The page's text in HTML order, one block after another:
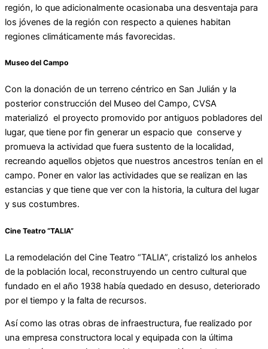
región, lo que adicionalmente ocasionaba una desventaja para
los jóvenes de la región con respecto a quienes habitan
regiones climáticamente más favorecidas.
Museo del Campo
Con la donación de un terreno céntrico en San Julián y la
posterior construcción del Museo del Campo, CVSA
materializó el proyecto promovido por antiguos pobladores del
lugar, que tiene por fin generar un espacio que conserve y
promueva la actividad que fuera sustento de la localidad,
recreando aquellos objetos que nuestros ancestros tenían en el
campo. Poner en valor las actividades que se realizan en las
estancias y que tiene que ver con la historia, la cultura del lugar
y sus costumbres.
Cine Teatro “TALIA”
La remodelación del Cine Teatro “TALIA”, cristalizó los anhelos
de la población local, reconstruyendo un centro cultural que
fundado en el año 1938 había quedado en desuso, deteriorado
por el tiempo y la falta de recursos.
Así como las otras obras de infraestructura, fue realizado por
una empresa constructora local y equipada con la última